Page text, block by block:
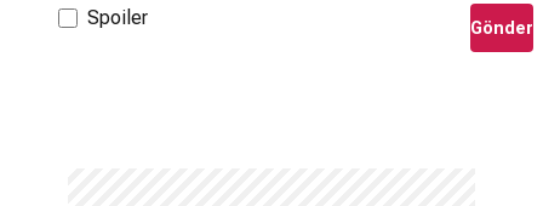
Spoiler Gönder